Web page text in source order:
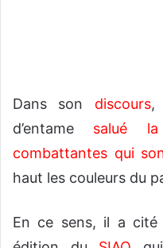
Dans son discours,
d’entame salué
combattantes qui
haut les couleurs du
En ce sens, il a cité